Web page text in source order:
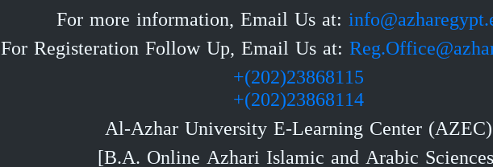
For more information, Email Us at:
For Registeration Follow Up, Email Us at:
23868115(202)+
23868114(202)+
Al-Azhar University E-Learning Center (AZEC)